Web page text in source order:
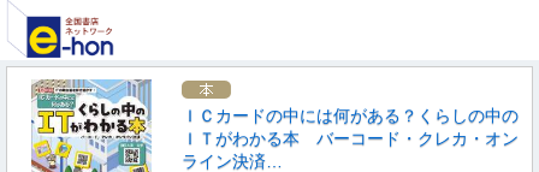
ＩＣカードの中には何がある？くらしの中の
ＩＴがわかる本 バーコード・クレカ・オン
ライン決済…